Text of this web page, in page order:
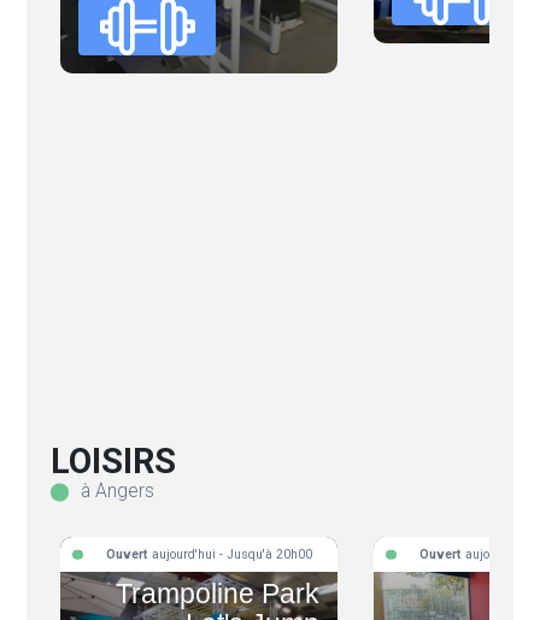
LOISIRS
à Angers
Trampoline Park
Ouvert aujourd'hui - Jusqu'à 20h00 Ouvert aujourd'hui